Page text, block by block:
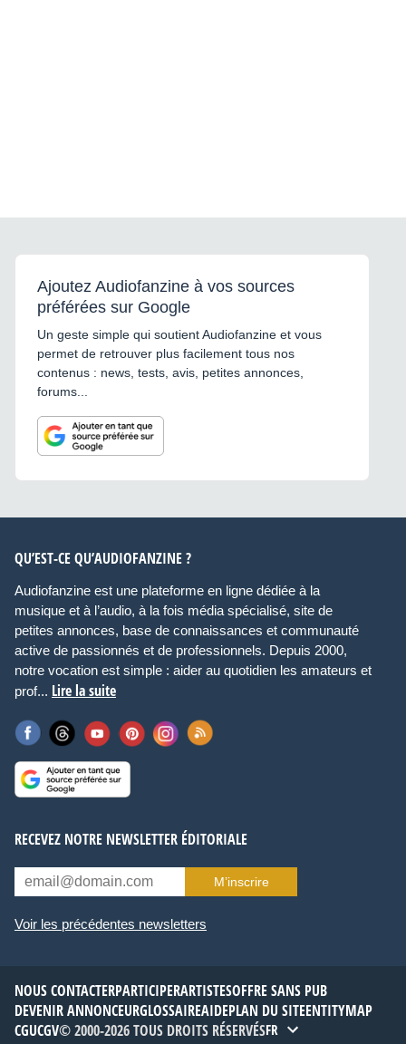
Ajoutez Audiofanzine à vos sources
préférées sur Google
Un geste simple qui soutient Audiofanzine et vous
permet de retrouver plus facilement tous nos
contenus : news, tests, avis, petites annonces,
forums...
QU’EST-CE QU’AUDIOFANZINE ?
Audiofanzine est une plateforme en ligne dédiée à la
musique et à l’audio, à la fois média spécialisé, site de
petites annonces, base de connaissances et communauté
active de passionnés et de professionnels. Depuis 2000,
notre vocation est simple : aider au quotidien les amateurs et
prof... Lire la suite
RECEVEZ NOTRE NEWSLETTER ÉDITORIALE
M’inscrire
Voir les précédentes newsletters
NOUS CONTACTERPARTICIPERARTISTESOFFRE SANS PUB
DEVENIR ANNONCEURGLOSSAIREAIDEPLAN DU SITEENTITYMAP
CGUCGV© 2000-2026 TOUS DROITS RÉSERVÉSFR